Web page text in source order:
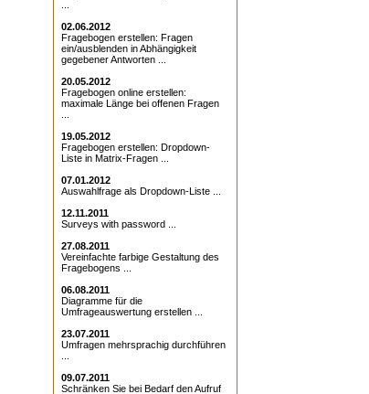
02.06.2012
Fragebogen erstellen: Fragen
ein/ausblenden in Abhängigkeit
gegebener Antworten ...
20.05.2012
Fragebogen online erstellen:
maximale Länge bei offenen Fragen
19.05.2012
Fragebogen erstellen: Dropdown-
Liste in Matrix-Fragen ...
07.01.2012
Auswahlfrage als Dropdown-Liste ...
12.11.2011
Surveys with password ...
27.08.2011
Vereinfachte farbige Gestaltung des
Fragebogens ...
06.08.2011
Diagramme für die
Umfrageauswertung erstellen ...
23.07.2011
Umfragen mehrsprachig durchführen
09.07.2011
Schränken Sie bei Bedarf den Aufruf